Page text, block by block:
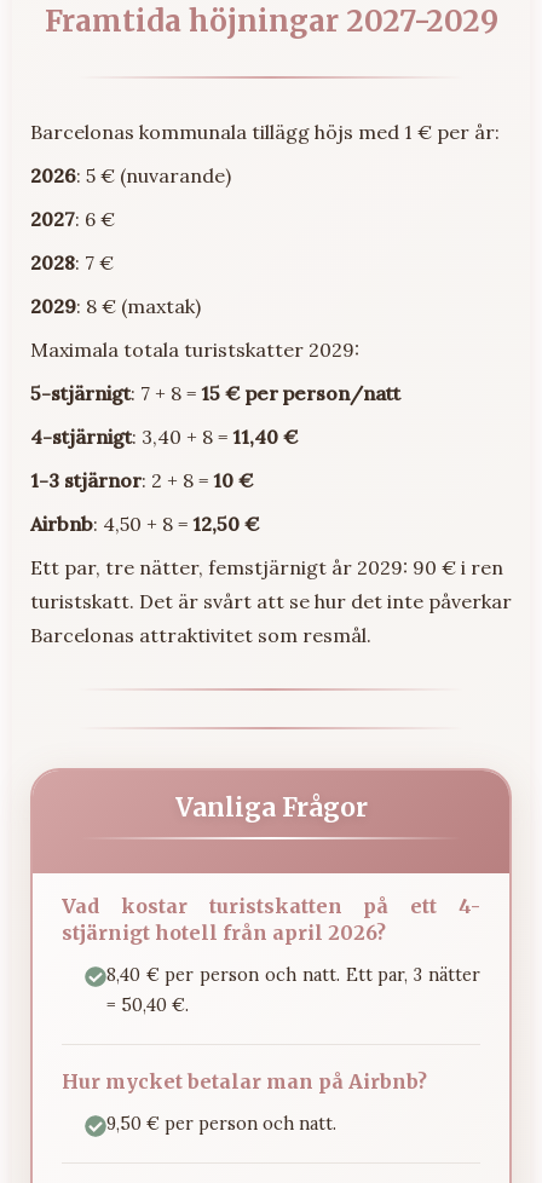
Framtida höjningar 2027-2029
Barcelonas kommunala tillägg höjs med 1 € per år:
2026: 5 € (nuvarande)
2027: 6 €
2028: 7 €
2029: 8 € (maxtak)
Maximala totala turistskatter 2029:
5-stjärnigt: 7 + 8 = 15 € per person/natt
4-stjärnigt: 3,40 + 8 = 11,40 €
1-3 stjärnor: 2 + 8 = 10 €
Airbnb: 4,50 + 8 = 12,50 €
Ett par, tre nätter, femstjärnigt år 2029: 90 € i ren
turistskatt. Det är svårt att se hur det inte påverkar
Barcelonas attraktivitet som resmål.
Vanliga Frågor
Vad kostar turistskatten på ett 4-
stjärnigt hotell från april 2026?
8,40 € per person och natt. Ett par, 3 nätter
= 50,40 €.
Hur mycket betalar man på Airbnb?
9,50 € per person och natt.